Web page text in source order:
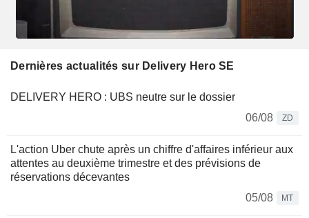
Dernières actualités sur Delivery Hero SE
DELIVERY HERO : UBS neutre sur le dossier
06/08
ZD
L'action Uber chute après un chiffre d'affaires inférieur aux
attentes au deuxième trimestre et des prévisions de
réservations décevantes
05/08
MT